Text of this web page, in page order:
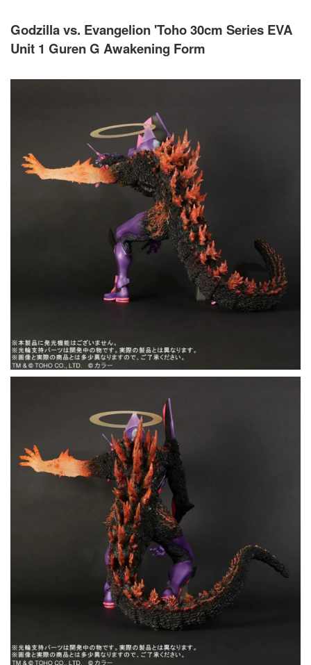
Godzilla vs. Evangelion 'Toho 30cm Series EVA
Unit 1 Guren G Awakening Form